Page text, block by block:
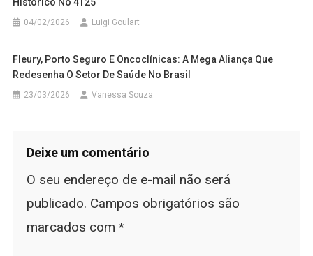
Histórico No 4T25
04/02/2026 Luigi Goulart
Fleury, Porto Seguro E Oncoclínicas: A Mega Aliança Que
Redesenha O Setor De Saúde No Brasil
23/03/2026 Vanessa Souza
Deixe um comentário
O seu endereço de e-mail não será
publicado. Campos obrigatórios são
marcados com *